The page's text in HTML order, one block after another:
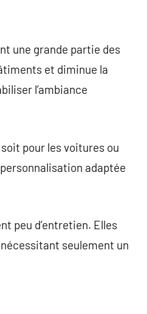
une grande partie des
et diminue la
l’ambiance
pour les voitures ou
adaptée
peu d’entretien. Elles
seulement un